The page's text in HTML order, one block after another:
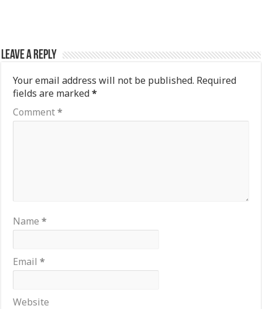
Leave a Reply
Your email address will not be published. Required
fields are marked*
Comment*
Name*
Email*
Website